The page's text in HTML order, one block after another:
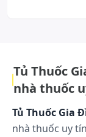
Xử trí
Xử trí
Tác dụng phụ
Chưa có
Tủ Thuốc
nhà thuốc
Tủ Thuốc Gia
nhà thuốc uy